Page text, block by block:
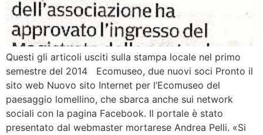
Questi gli articoli usciti sulla stampa locale nel primo
semestre del 2014 Ecomuseo, due nuovi soci Pronto il
sito web Nuovo sito Internet per l’Ecomuseo del
paesaggio lomellino, che sbarca anche sui network
sociali con la pagina Facebook. Il portale è stato
presentato dal webmaster mortarese Andrea Pelli. «Si